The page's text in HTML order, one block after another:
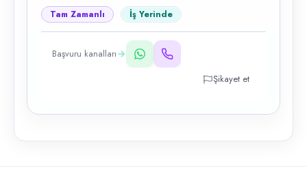
Tam Zamanlı İş Yerinde
Başvuru kanalları
Şikayet et